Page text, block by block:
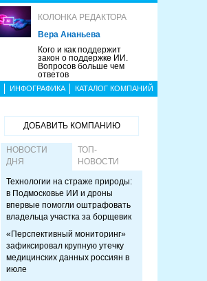
КОЛОНКА РЕДАКТОРА
Вера Ананьева
Кого и как поддержит
закон о поддержке ИИ.
Вопросов больше чем
ответов
ИНФОГРАФИКА КАТАЛОГ КОМПАНИЙ
ДОБАВИТЬ КОМПАНИЮ
НОВОСТИ
ДНЯ
ТОП-
НОВОСТИ
Технологии на страже природы:
в Подмосковье ИИ и дроны
впервые помогли оштрафовать
владельца участка за борщевик
«Перспективный мониторинг»
зафиксировал крупную утечку
медицинских данных россиян в
июле